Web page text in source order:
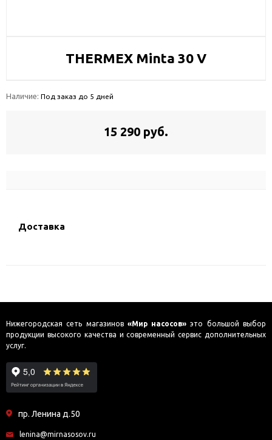
THERMEX Minta 30 V
Наличие: Под заказ до 5 дней
15 290 руб.
Доставка
Нижегородская сеть магазинов «Мир насосов» это большой выбор
продукции высокого качества и современный сервис дополнительных
услуг.
пр. Ленина д.50
lenina@mirnasosov.ru